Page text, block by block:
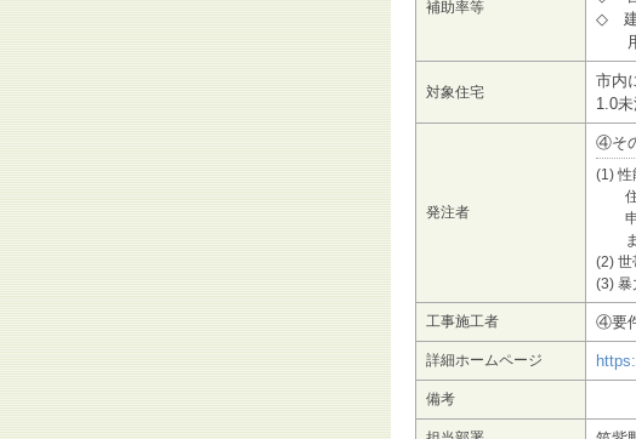
補助率等
◇ 建
用
対象住宅
市内
1.0
発注者
④そ
(1) 性
住
申
ま
(2) 世
(3) 暴
工事施工者 ④要
詳細ホームページ
備考